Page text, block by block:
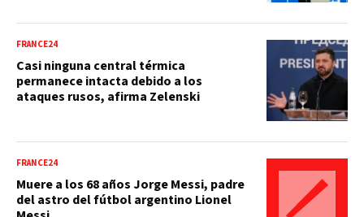
FRANCE24
Casi ninguna central térmica
permanece intacta debido a los
ataques rusos, afirma Zelenski
FRANCE24
Muere a los 68 años Jorge Messi, padre
del astro del fútbol argentino Lionel